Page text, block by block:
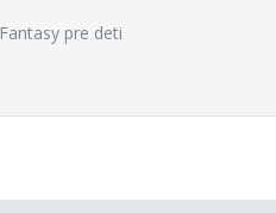
Fantasy pre deti